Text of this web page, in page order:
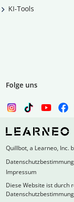
KI-Tools
Folge uns
Quillbot, a Learneo, Inc.
Impressum
Diese Website ist durch